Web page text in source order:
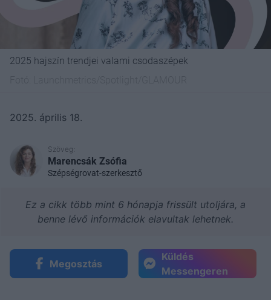
2025 hajszín trendjei valami csodaszépek
2025. április 18.
Szöveg:
Marencsák Zsófia
Szépségrovat-szerkesztő
Ez a cikk több mint 6 hónapja frissült utoljára, a
benne lévő információk elavultak lehetnek.
Megosztás
Küldés
Messengeren